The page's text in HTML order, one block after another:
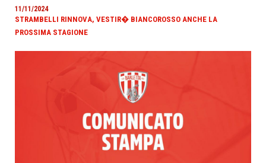
11/11/2024
STRAMBELLI RINNOVA, VESTIR� BIANCOROSSO ANCHE LA
PROSSIMA STAGIONE